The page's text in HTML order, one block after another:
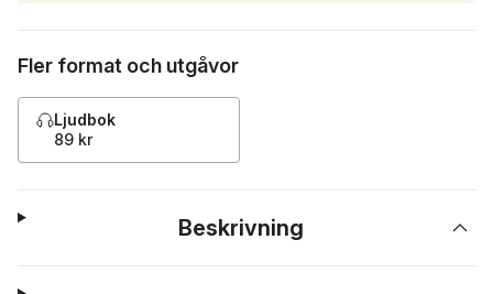
Fler format och utgåvor
Ljudbok
89 kr
Beskrivning